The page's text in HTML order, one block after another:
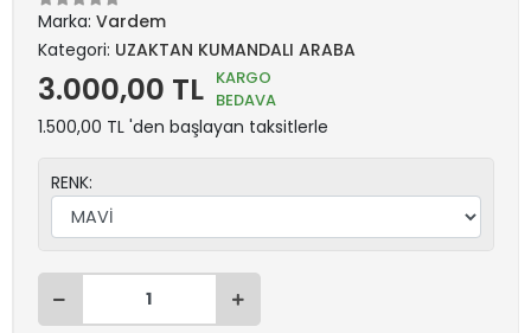
Marka: Vardem
Kategori: UZAKTAN KUMANDALI ARABA
3.000,00 TL KARGO
BEDAVA
1.500,00 TL 'den başlayan taksitlerle
RENK: